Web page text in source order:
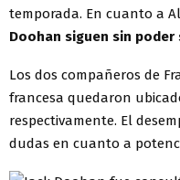
temporada. En cuanto a
Doohan siguen sin poder
Los dos compañeros de
francesa quedaron
respectivamente. El
dudas en cuanto a